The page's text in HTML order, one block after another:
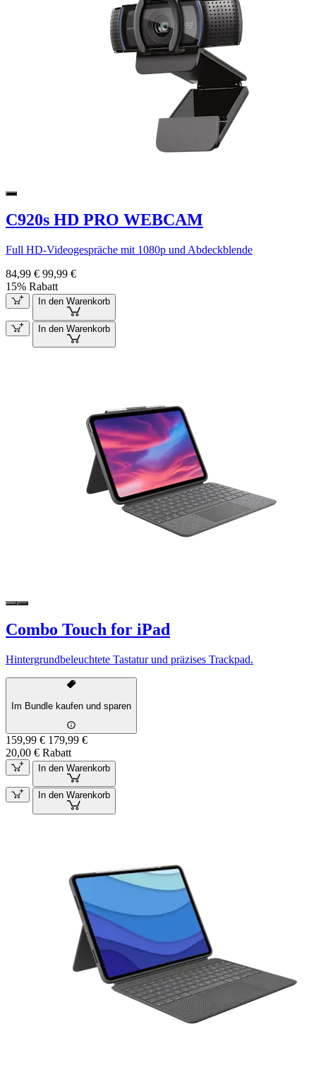
C920s HD PRO WEBCAM
Full HD-Videogespräche mit 1080p und Abdeckblende
84,99 € 99,99 €
15% Rabatt
In den Warenkorb
In den Warenkorb
Combo Touch for iPad
Hintergrundbeleuchtete Tastatur und präzises Trackpad.
Im Bundle kaufen und sparen
159,99 € 179,99 €
20,00 € Rabatt
In den Warenkorb
In den Warenkorb